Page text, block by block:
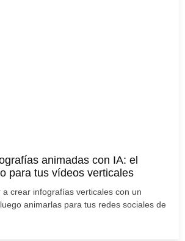
animadas con IA: el
para tus vídeos verticales
crear infografías verticales con un
animarlas para tus redes sociales de